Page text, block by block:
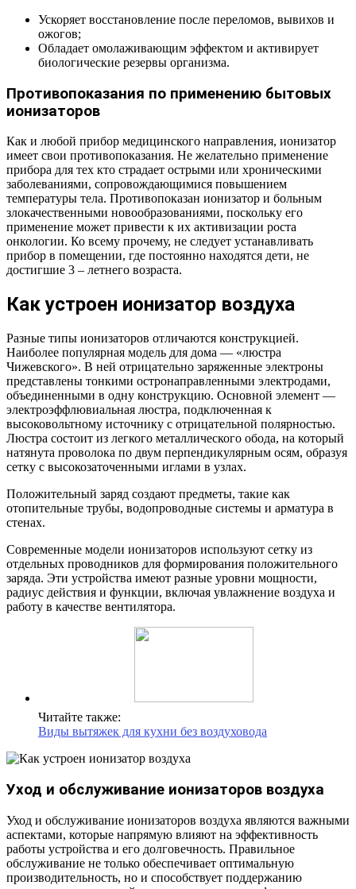
Ускоряет восстановление после переломов, вывихов и
ожогов;
Обладает омолаживающим эффектом и активирует
биологические резервы организма.
Противопоказания по применению бытовых
ионизаторов
Как и любой прибор медицинского направления, ионизатор
имеет свои противопоказания. Не желательно применение
прибора для тех кто страдает острыми или хроническими
заболеваниями, сопровождающимися повышением
температуры тела. Противопоказан ионизатор и больным
злокачественными новообразованиями, поскольку его
применение может привести к их активизации роста
онкологии. Ко всему прочему, не следует устанавливать
прибор в помещении, где постоянно находятся дети, не
достигшие 3 – летнего возраста.
Как устроен ионизатор воздуха
Разные типы ионизаторов отличаются конструкцией.
Наиболее популярная модель для дома — «люстра
Чижевского». В ней отрицательно заряженные электроны
представлены тонкими остронаправленными электродами,
объединенными в одну конструкцию. Основной элемент —
электроэффлювиальная люстра, подключенная к
высоковольтному источнику с отрицательной полярностью.
Люстра состоит из легкого металлического обода, на который
натянута проволока по двум перпендикулярным осям, образуя
сетку с высокозаточенными иглами в узлах.
Положительный заряд создают предметы, такие как
отопительные трубы, водопроводные системы и арматура в
стенах.
Современные модели ионизаторов используют сетку из
отдельных проводников для формирования положительного
заряда. Эти устройства имеют разные уровни мощности,
радиус действия и функции, включая увлажнение воздуха и
работу в качестве вентилятора.
Читайте также:
Виды вытяжек для кухни без воздуховода
Уход и обслуживание ионизаторов воздуха
Уход и обслуживание ионизаторов воздуха являются важными
аспектами, которые напрямую влияют на эффективность
работы устройства и его долговечность. Правильное
обслуживание не только обеспечивает оптимальную
производительность, но и способствует поддержанию